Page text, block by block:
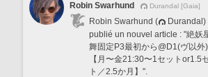
Robin Swarhund
Durandal [Gaia]
Robin Swarhund (
Durandal)
publié un nouvel article : "絶妖
舞固定P3最初から@D1(ヴ以外)
【月〜金21:30〜1セットor1.5
ト／2.5か月】".